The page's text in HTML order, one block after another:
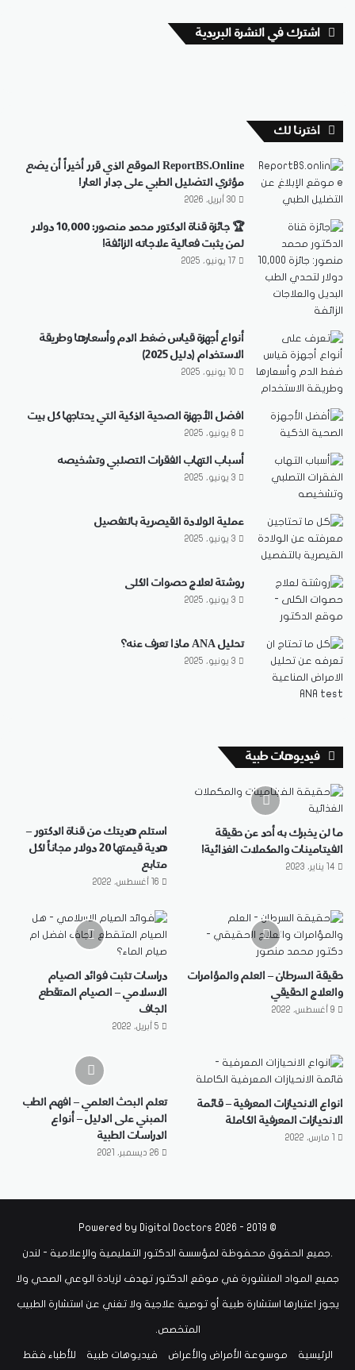
اشترك في النشرة البريدية
اخترنا لك
ReportBS.Online الموقع الذي قرر أخيراً أن يضع
مؤثري التضليل الطبي على جدار العار!
30 أبريل، 2026
🏆 جائزة قناة الدكتور محمد منصور: 10,000 دولار
لمن يثبت فعالية علاجاته الزائفة!
17 يونيو، 2025
أنواع أجهزة قياس ضغط الدم وأسعارها وطريقة
الاستخدام (دليل 2025)
10 يونيو، 2025
افضل الأجهزة الصحية الذكية التي يحتاجها كل بيت
8 يونيو، 2025
أسباب التهاب الفقرات التصلبي وتشخيصه
3 يونيو، 2025
عملية الولادة القيصرية بالتفصيل
3 يونيو، 2025
روشتة لعلاج حصوات الكلى
3 يونيو، 2025
تحليل ANA ماذا تعرف عنه؟
3 يونيو، 2025
فيديوهات طبية
ما لن يخبرك به أحد عن حقيقة
الفيتامينات والمكملات الغذائية!
14 يناير، 2023
استلم هديتك من قناة الدكتور –
هدية قيمتها 20 دولار مجاناً لكل
متابع
16 أغسطس، 2022
حقيقة السرطان – العلم والمؤامرات
والعلاج الحقيقي
9 أغسطس، 2022
دراسات تثبت فوائد الصيام
الاسلامي – الصيام المتقطع
الجاف
5 أبريل، 2022
انواع الانحيازات المعرفية – قائمة
الانحيازات المعرفية الكاملة
تعلم البحث العلمي – افهم الطب
المبني على الدليل – أنواع
الدراسات الطبية
26 ديسمبر، 2021
© 2019 - 2026 Powered by
Digital Doctors
.جميع الحقوق محفوظة لمؤسسة الدكتور التعليمية والإعلامية - لندن
جميع المواد المنشورة في موقع الدكتور تهدف لزيادة الوعي الصحي ولا
يجوز اعتبارها استشارة طبية أو توصية علاجية ولا تغني عن استشارة الطبيب
المتخصص.
الرئيسية موسوعة الأمراض والأعراض فيديوهات طبية للأطباء فقط